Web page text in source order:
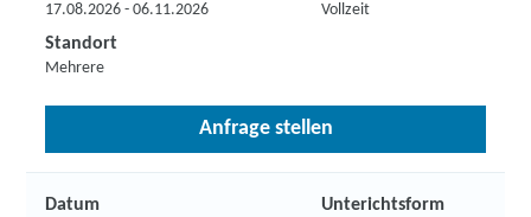
17.08.2026 - 06.11.2026 Vollzeit
Standort
Mehrere
Anfrage stellen
Datum Unterichtsform